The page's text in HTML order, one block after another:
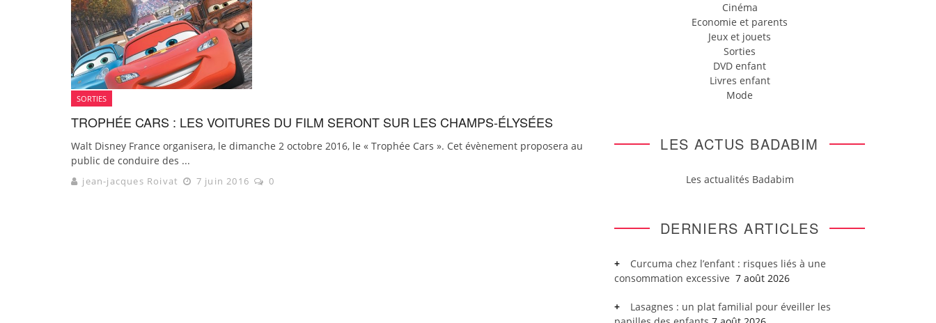
SORTIES
TROPHÉE CARS : LES VOITURES DU FILM SERONT SUR LES CHAMPS-ÉLYSÉES
Walt Disney France organisera, le dimanche 2 octobre 2016, le « Trophée Cars ». Cet évènement proposera au
public de conduire des ...
jean-jacques Roivat 7 juin 2016 0
Cinéma
Economie et parents
Jeux et jouets
Sorties
DVD enfant
Livres enfant
Mode
LES ACTUS BADABIM
Les actualités Badabim
DERNIERS ARTICLES
Curcuma chez l’enfant : risques liés à une
consommation excessive 7 août 2026
Lasagnes : un plat familial pour éveiller les